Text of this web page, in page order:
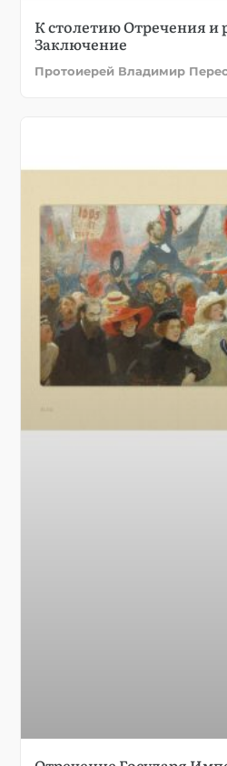
К столетию Отречения и
Заключение
Протоиерей Владимир